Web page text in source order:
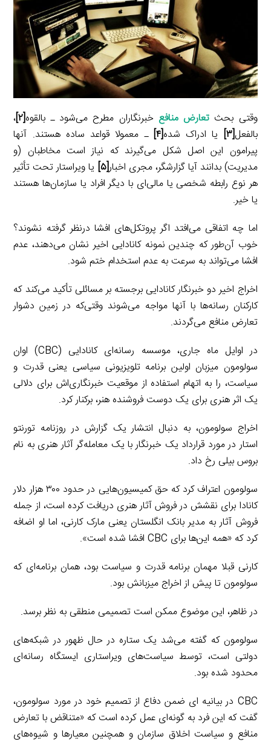
وقتی بحث تعارض منافع خبرنگاران مطرح می‌شود ـ بالقوه[۲] ،
بالفعل[۳] یا ادراک شده[۴]
ـ معمولا قواعد ساده هستند. آنها
پیرامون این اصل شکل می‌گیرند که نیاز است مخاطبان (و
مدیریت) بدانند آیا گزارشگر، مجری اخبار[۵]
یا ویراستار تحت تأثیر
هر نوع رابطه شخصی یا مالی‌ای با دیگر افراد یا سازمان‌ها هستند
یا خیر.
اما چه اتفاقی می‌افتد اگر پروتکل‌های افشا درنظر گرفته نشوند؟
خوب آن‌طور که چندین نمونه کانادایی اخیر نشان می‌دهند، عدم
افشا می‌تواند به سرعت به عدم استخدام ختم شود.
اخراج اخیر دو خبرنگار کانادایی برجسته بر مسائلی تأکید می‌کند که
کارکنان رسانه‌ها با آنها مواجه می‌شوند وقتی‌که در زمین دشوار
تعارض منافع می‌گردند.
در اوایل ماه جاری، موسسه رسانه‌ای کانادایی (CBC) اوان
سولومون میزبان اولین برنامه تلویزیونی سیاسی یعنی قدرت و
سیاست، را به اتهام استفاده از موقعیت خبرنگاری‌اش برای دلالی
یک اثر هنری برای یک دوست فروشنده هنر، برکنار کرد.
اخراج سولومون، به دنبال انتشار یک گزارش در روزنامه تورنتو
استار در مورد قرارداد یک خبرنگار با یک معامله‌گر آثار هنری به نام
بروس بیلی رخ داد.
سولومون اعتراف کرد که حق کمیسیون‌هایی در حدود ۳۰۰ هزار دلار
کانادا برای نقشش در فروش آثار هنری دریافت کرده است، از جمله
فروش آثار به مدیر بانک انگلستان یعنی مارک کارنی، اما او اضافه
کرد که «همه این‌ها برای CBC افشا شده است».
کارنی قبلا مهمان برنامه قدرت و سیاست بود، همان برنامه‌ای که
سولومون تا پیش از اخراج میزبانش بود.
در ظاهر، این موضوع ممکن است تصمیمی منطقی به نظر برسد.
سولومون که گفته می‌شد یک ستاره در حال ظهور در شبکه‌های
دولتی است، توسط سیاست‌های ویراستاری ایستگاه رسانه‌ای
محدود شده بود.
CBC در بیانیه ای ضمن دفاع از تصمیم خود در مورد سولومون،
گفت که این فرد به گونه‌ای عمل کرده است که «متناقض با تعارض
منافع و سیاست اخلاق سازمان و همچنین معیارها و شیوه‌های